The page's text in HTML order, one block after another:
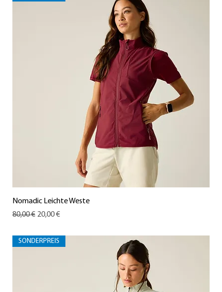
Nomadic Leichte Weste
Standardpreis
80,00 € Sale-Preis
20,00 €
SONDERPREIS